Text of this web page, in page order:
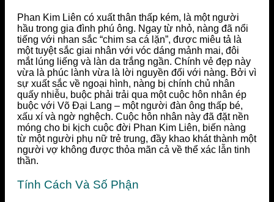
Phan Kim Liên có xuất thân thấp kém, là một người
hầu trong gia đình phú ông. Ngay từ nhỏ, nàng đã nổi
tiếng với nhan sắc “chim sa cá lặn”, được miêu tả là
một tuyệt sắc giai nhân với vóc dáng mảnh mai, đôi
mắt lúng liếng và làn da trắng ngần. Chính vẻ đẹp này
vừa là phúc lành vừa là lời nguyền đối với nàng. Bởi vì
sự xuất sắc về ngoại hình, nàng bị chính chủ nhân
quấy nhiễu, buộc phải trải qua một cuộc hôn nhân ép
buộc với Võ Đại Lang – một người đàn ông thấp bé,
xấu xí và ngờ nghệch. Cuộc hôn nhân này đã đặt nền
móng cho bi kịch cuộc đời Phan Kim Liên, biến nàng
từ một người phụ nữ trẻ trung, đầy khao khát thành một
người vợ không được thỏa mãn cả về thể xác lẫn tinh
thần.
Tính Cách Và Số Phận